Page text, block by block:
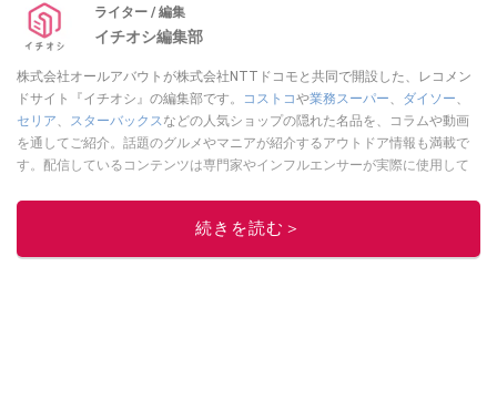
ライター / 編集
イチオシ編集部
株式会社オールアバウトが株式会社NTTドコモと共同で開設した、レコメン
ドサイト『イチオシ』の編集部です。
コストコや業務スーパー ダイソー
セリア
スターバックス などの人気ショップの隠れた名品を、コラムや動画
を通してご紹介。話題のグルメやマニアが紹介するアウトドア情報も満載で
す。配信しているコンテンツは専門家やインフルエンサーが実際に使用して
ニュースでフォロー
続きを読む＞